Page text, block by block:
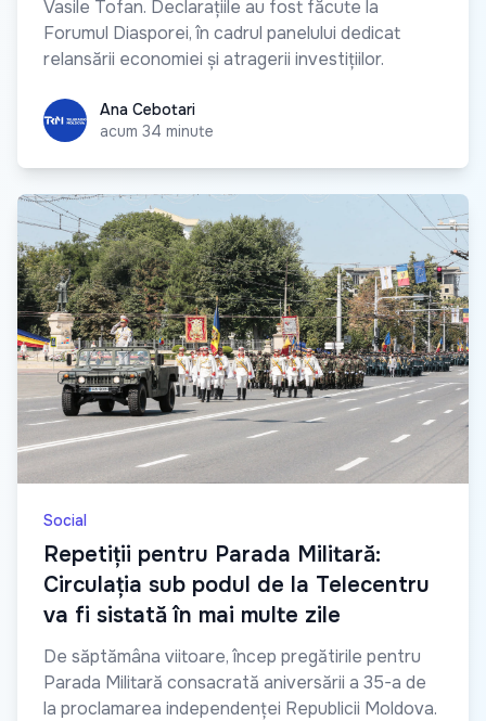
Vasile Tofan. Declarațiile au fost făcute la
Forumul Diasporei, în cadrul panelului dedicat
relansării economiei și atragerii investițiilor.
Ana CebotariAna Cebotari
acum 34 minute
Social
Repetiții pentru Parada Militară:
Circulația sub podul de la Telecentru
va fi sistată în mai multe zile
De săptămâna viitoare, încep pregătirile pentru
Parada Militară consacrată aniversării a 35-a de
la proclamarea independenței Republicii Moldova.